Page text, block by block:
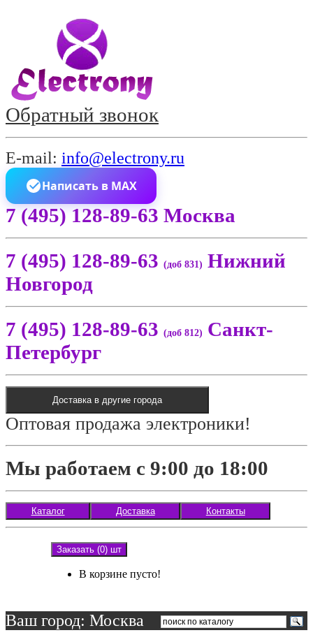
Обратный звонок
E-mail: info@electrony.ru
Написать в MAX
7 (495) 128-89-63 Москва
7 (495) 128-89-63 (доб 831) Нижний
Новгород
7 (495) 128-89-63 (доб 812) Санкт-
Петербург
Доставка в другие города
Оптовая продажа электроники!
Мы работаем с 9:00 до 18:00
Каталог Доставка Контакты
Заказать (0) шт
В корзине пусто!
Ваш город: Москва